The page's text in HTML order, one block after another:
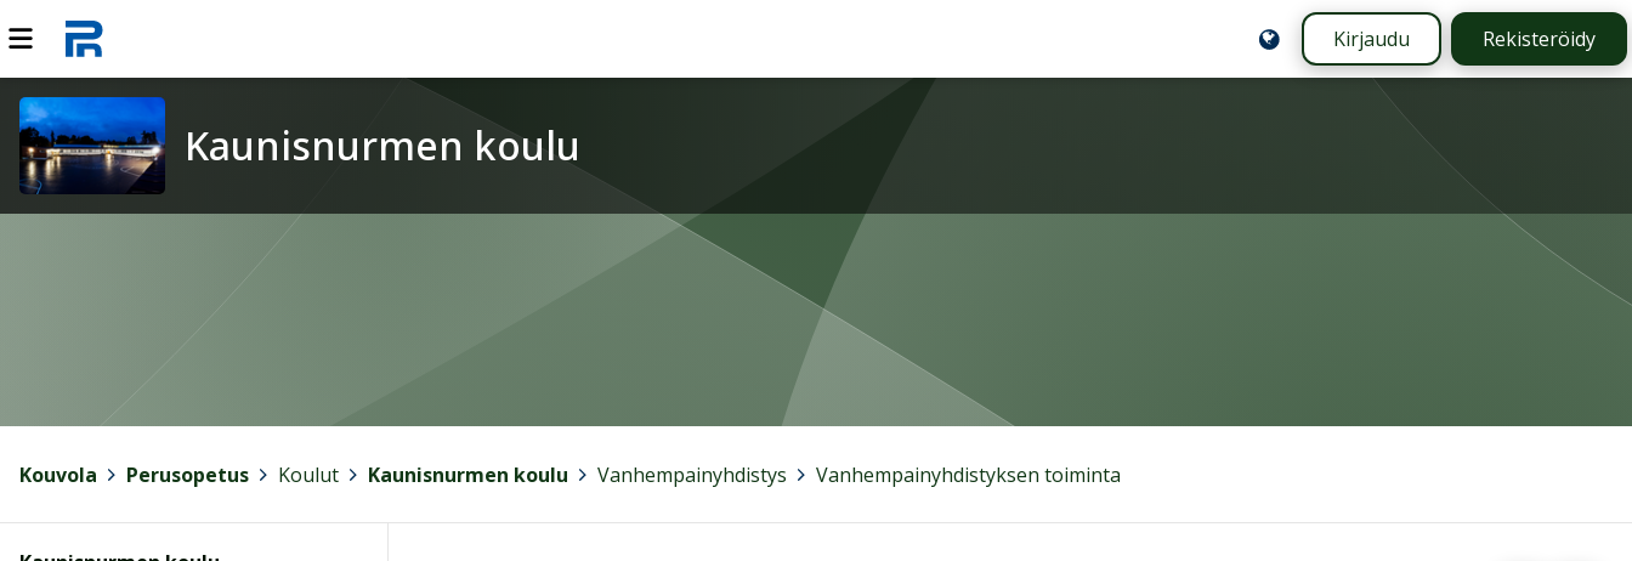
Kirjaudu Rekisteröidy
Kaunisnurmen koulu
Kouvola Perusopetus Koulut Kaunisnurmen koulu Vanhempainyhdistys Vanhempainyhdistyksen toiminta